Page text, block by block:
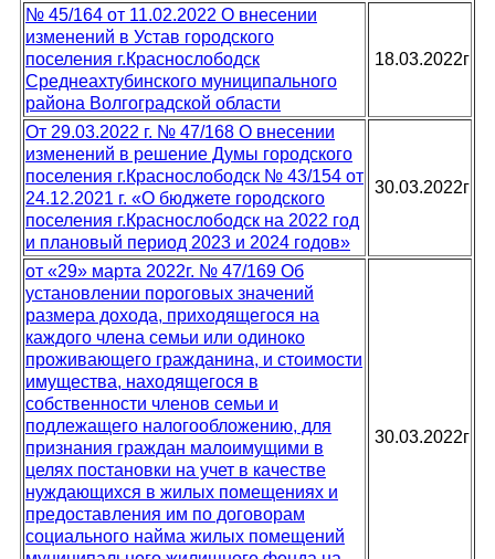
№ 45/164 от 11.02.2022 О внесении
изменений в Устав городского
поселения г.Краснослободск
Среднеахтубинского муниципального
района Волгоградской области
18.03.2022г
От 29.03.2022 г. № 47/168 О внесении
изменений в решение Думы городского
поселения г.Краснослободск № 43/154 от
24.12.2021 г. «О бюджете городского
поселения г.Краснослободск на 2022 год
и плановый период 2023 и 2024 годов»
30.03.2022г
от «29» марта 2022г. № 47/169 Об
установлении пороговых значений
размера дохода, приходящегося на
каждого члена семьи или одиноко
проживающего гражданина, и стоимости
имущества, находящегося в
собственности членов семьи и
подлежащего налогообложению, для
признания граждан малоимущими в
целях постановки на учет в качестве
нуждающихся в жилых помещениях и
предоставления им по договорам
социального найма жилых помещений
30.03.2022г